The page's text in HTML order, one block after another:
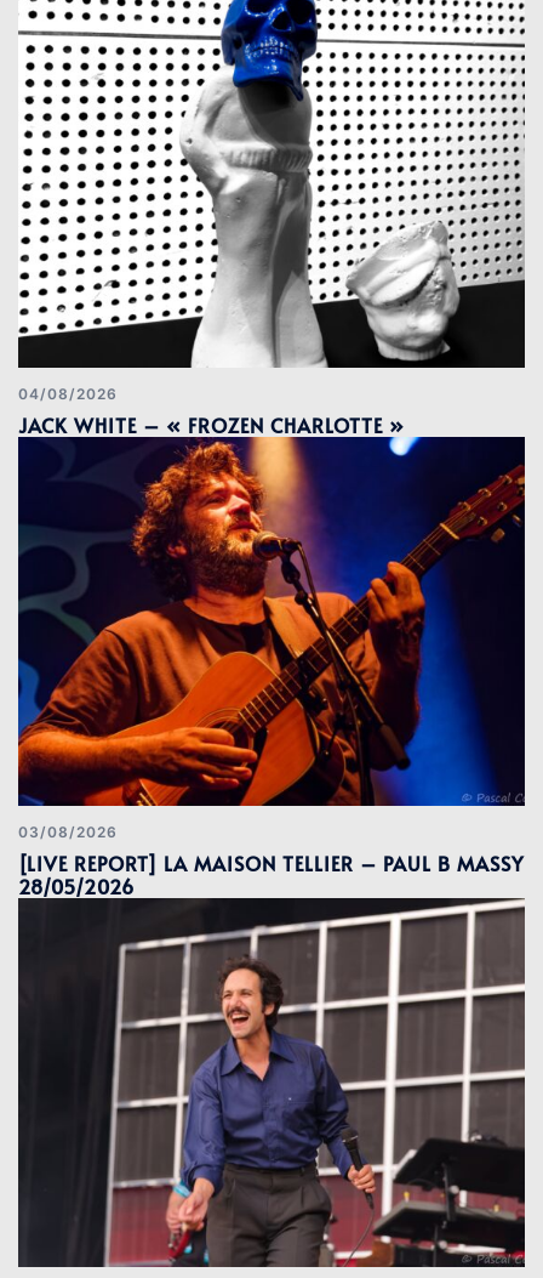
04/08/2026
JACK WHITE – « FROZEN CHARLOTTE »
03/08/2026
[LIVE REPORT] LA MAISON TELLIER – PAUL B MASSY
28/05/2026